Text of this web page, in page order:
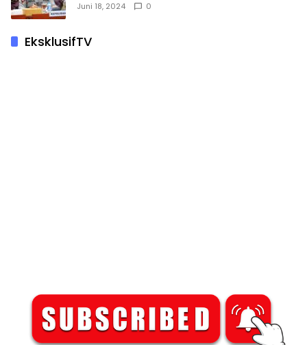
Juni 18, 2024 0
EksklusifTV